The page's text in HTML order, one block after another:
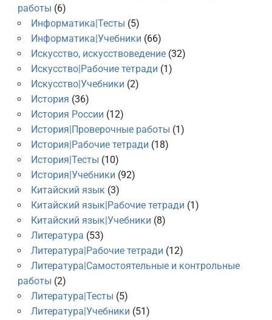
работы (6)
Информатика|Тесты (5)
Информатика|Учебники (66)
Искусство, искусствоведение(32)
Искусство|Рабочие тетради (1)
Искусство|Учебники (2)
История (36)
История России (12)
История|Проверочные работы (1)
История|Рабочие тетради (18)
История|Тесты (10)
История|Учебники (92)
Китайский язык(3)
Китайский язык|Рабочие тетради (1)
Китайский язык|Учебники (8)
Литература (53)
Литература|Рабочие тетради (12)
Литература|Самостоятельные и контрольные
работы (2)
Литература|Тесты (5)
Литература|Учебники (51)